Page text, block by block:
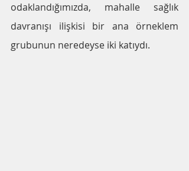
odaklandığımızda, mahalle sağlık
davranışı ilişkisi bir ana örneklem
grubunun neredeyse iki katıydı.